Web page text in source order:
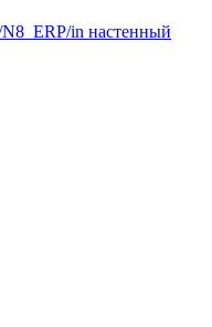
in настенный